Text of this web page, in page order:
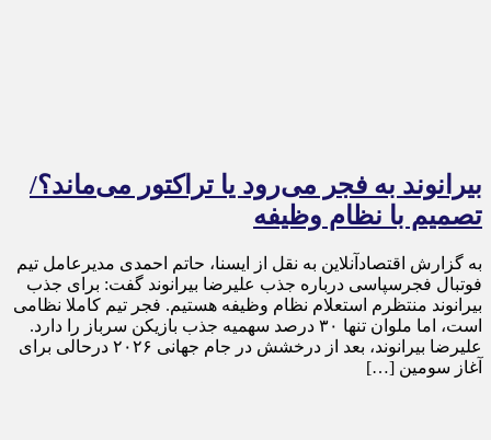
بیرانوند به فجر می‌رود یا تراکتور می‌ماند؟/
تصمیم با نظام وظیفه
به گزارش اقتصادآنلاین به نقل از ایسنا، حاتم احمدی مدیرعامل تیم
فوتبال فجرسپاسی درباره جذب علیرضا بیرانوند گفت: برای جذب
بیرانوند منتظرم استعلام نظام وظیفه هستیم. فجر تیم کاملا نظامی
است، اما ملوان تنها ۳۰ درصد سهمیه جذب بازیکن سرباز را دارد.
علیرضا بیرانوند، بعد از درخشش در جام جهانی ۲۰۲۶ درحالی برای
آغاز سومین […]